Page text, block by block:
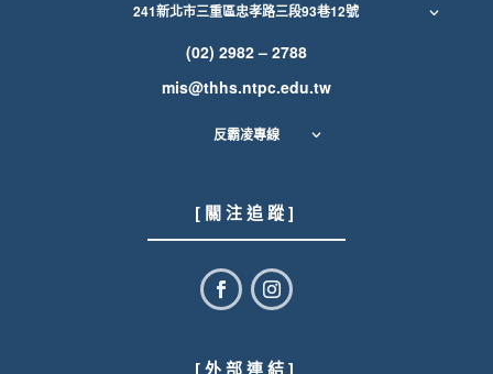
241新北市三重區忠孝路三段93巷12號
(02) 2982 – 2788
mis@thhs.ntpc.edu.tw
反霸凌專線
[ 關 注 追 蹤 ]
[ 外 部 連 結 ]